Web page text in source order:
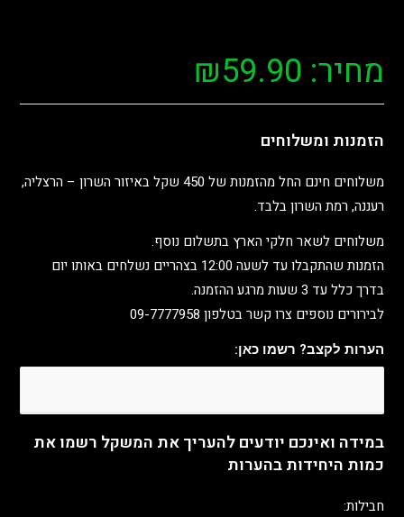
מחיר: ₪59.90
הזמנות ומשלוחים
משלוחים חינם החל מהזמנות של 450 שקל באיזור השרון – הרצליה,
רעננה, רמת השרון בלבד.
משלוחים לשאר חלקי הארץ בתשלום נוסף.
הזמנות שהתקבלו עד לשעה 12:00 בצהריים נשלחים באותו יום
בדרך כלל עד 3 שעות מרגע ההזמנה.
לבירורים נוספים צרו קשר בטלפון 09-7777958
הערות לקצב? רשמו כאן:
במידה ואינכם יודעים להעריך את המשקל רשמו את
כמות היחידות בהערות
חבילות: